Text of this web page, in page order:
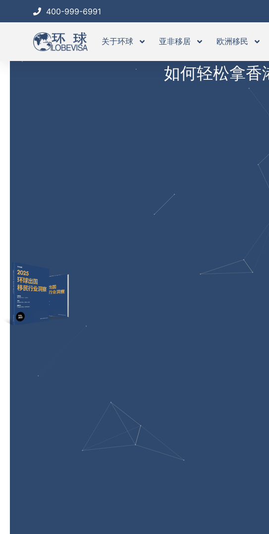
400-999-6991
关于环球 亚非移居 欧洲移民
如何轻松拿香